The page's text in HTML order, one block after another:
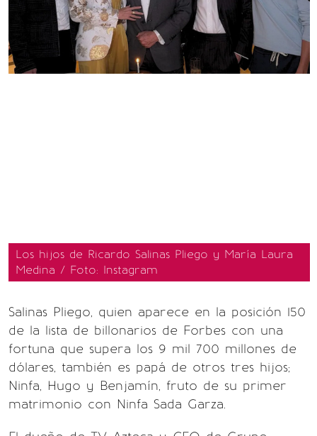
Los hijos de Ricardo Salinas Pliego y María Laura
Medina / Foto: Instagram
Salinas Pliego, quien aparece en la posición 150
de la lista de billonarios de Forbes con una
fortuna que supera los 9 mil 700 millones de
dólares, también es papá de otros tres hijos;
Ninfa, Hugo y Benjamín, fruto de su primer
matrimonio con Ninfa Sada Garza.